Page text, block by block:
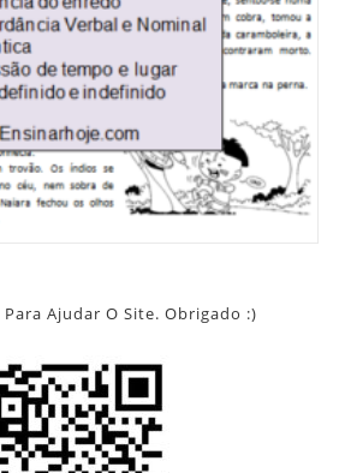
Para Ajudar O Site. Obrigado :)